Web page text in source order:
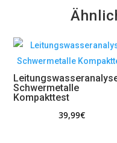
Schwermetalle
Kompakttest
39,99€